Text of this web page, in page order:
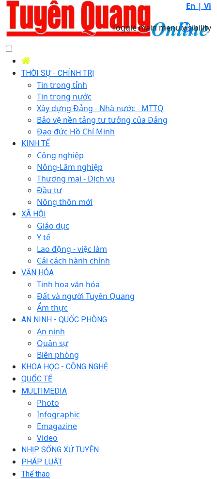
En | Vi
Toggle main menu visibility
THỜI SỰ - CHÍNH TRỊ
Tin trong tỉnh
Tin trong nước
Xây dựng Đảng - Nhà nước - MTTQ
Bảo vệ nền tảng tư tưởng của Đảng
Đạo đức Hồ Chí Minh
KINH TẾ
Công nghiệp
Nông-Lâm nghiệp
Thương mại - Dịch vụ
Đầu tư
Nông thôn mới
XÃ HỘI
Giáo dục
Y tế
Lao động - việc làm
Cải cách hành chính
VĂN HÓA
Tinh hoa văn hóa
Đất và người Tuyên Quang
Ẩm thực
AN NINH - QUỐC PHÒNG
An ninh
Quân sự
Biên phòng
KHOA HỌC - CÔNG NGHỆ
QUỐC TẾ
MULTIMEDIA
Photo
Infographic
Emagazine
Video
NHỊP SỐNG XỨ TUYÊN
PHÁP LUẬT
Thể thao